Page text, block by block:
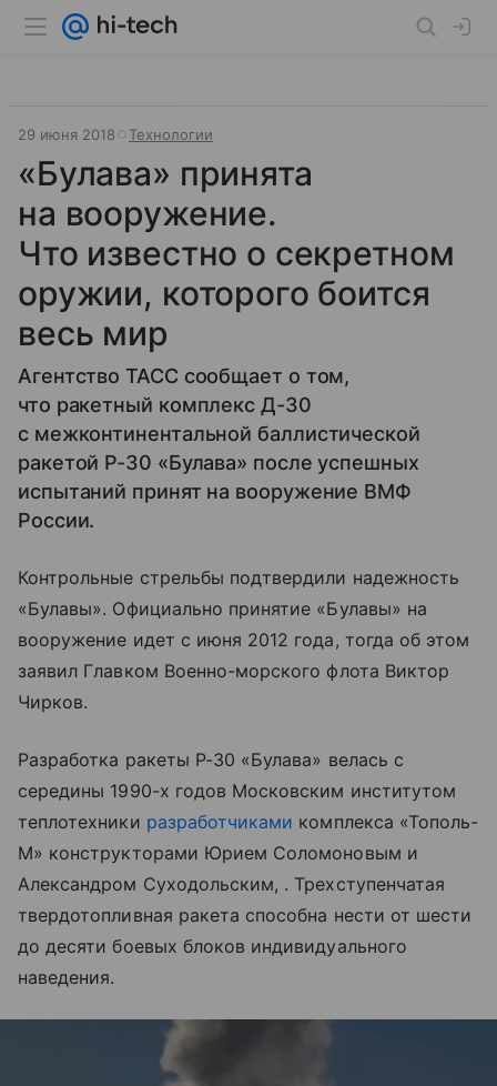
29 июня 2018 Технологии
«Булава» принята
на вооружение.
Что известно о секретном
оружии, которого боится
весь мир
Агентство ТАСС сообщает о том,
что ракетный комплекс Д-30
с межконтинентальной баллистической
ракетой Р-30 «Булава» после успешных
испытаний принят на вооружение ВМФ
России.
Контрольные стрельбы подтвердили надежность
«Булавы». Официально принятие «Булавы» на
вооружение идет с июня 2012 года, тогда об этом
заявил Главком Военно-морского флота Виктор
Чирков.
Разработка ракеты Р-30 «Булава» велась с
середины 1990-х годов Московским институтом
теплотехники разработчиками комплекса «Тополь-
М» конструкторами Юрием Соломоновым и
Александром Суходольским, . Трехступенчатая
твердотопливная ракета способна нести от шести
до десяти боевых блоков индивидуального
наведения.